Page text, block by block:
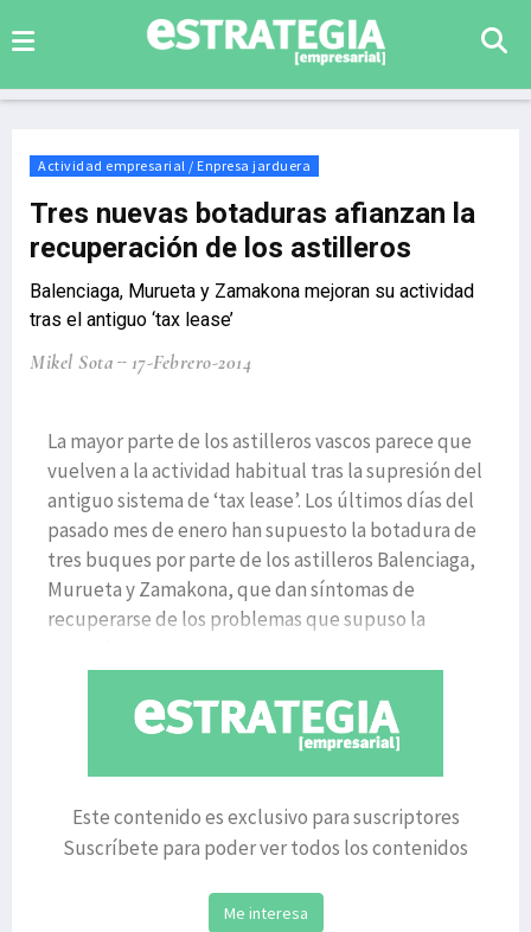
Actividad empresarial / Enpresa jarduera
Tres nuevas botaduras afianzan la
recuperación de los astilleros
Balenciaga, Murueta y Zamakona mejoran su actividad
tras el antiguo ‘tax lease’
Mikel Sota 17-Febrero-2014
La mayor parte de los astilleros vascos parece que
vuelven a la actividad habitual tras la supresión del
antiguo sistema de ‘tax lease’. Los últimos días del
pasado mes de enero han supuesto la botadura de
tres buques por parte de los astilleros Balenciaga,
Murueta y Zamakona, que dan síntomas de
recuperarse de los problemas que supuso la
Este contenido es exclusivo para suscriptores
Suscríbete para poder ver todos los contenidos
Me interesa